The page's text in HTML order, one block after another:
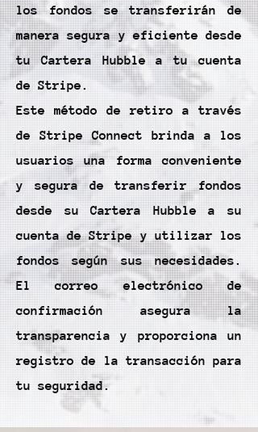
los fondos se transferirán de
manera segura y eficiente desde
tu Cartera Hubble a tu cuenta
de Stripe.
Este método de retiro a través
de Stripe Connect brinda a los
usuarios una forma conveniente
y segura de transferir fondos
desde su Cartera Hubble a su
cuenta de Stripe y utilizar los
fondos según sus necesidades.
El correo electrónico de
confirmación asegura la
transparencia y proporciona un
registro de la transacción para
tu seguridad.